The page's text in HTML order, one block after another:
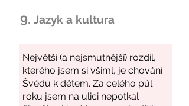
9. Jazyk a kultura